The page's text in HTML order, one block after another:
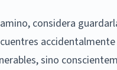
considera
accidentalmente
sino